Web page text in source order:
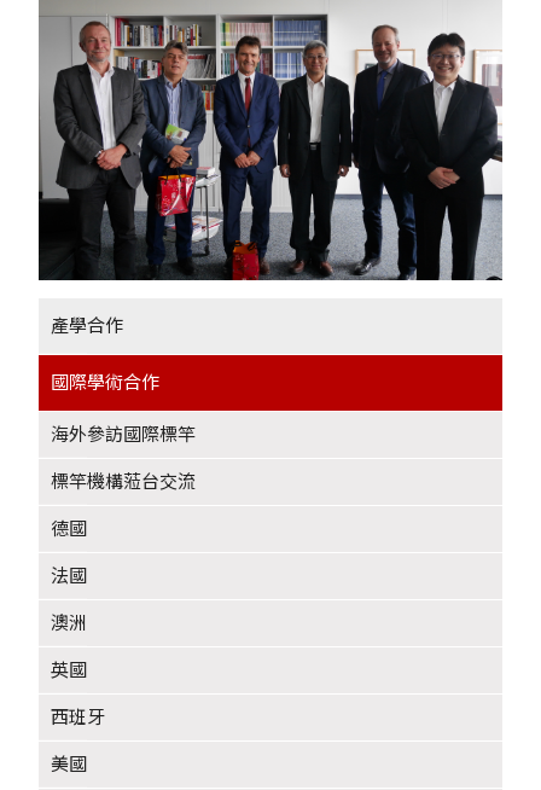
產學合作
國際學術合作
海外參訪國際標竿
標竿機構蒞台交流
德國
法國
澳洲
英國
西班牙
美國